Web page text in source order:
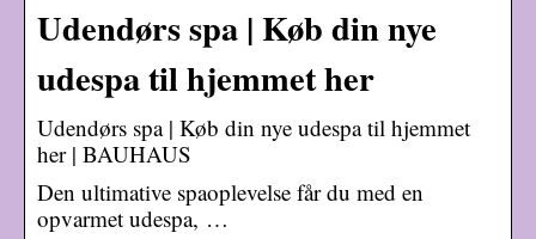
Udendørs spa | Køb din nye
udespa til hjemmet her
Udendørs spa | Køb din nye udespa til hjemmet
her | BAUHAUS
Den ultimative spaoplevelse får du med en
opvarmet udespa, …